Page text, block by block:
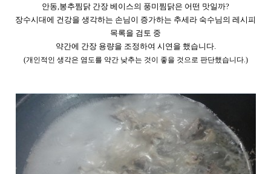
안동,봉추찜닭 간장 베이스의 풍미찜닭은 어떤 맛일까?
장수시대에 건강을 생각하는 손님이 증가하는 추세라 숙수님의 레시피
목록을 검토 중
약간에 간장 용량을 조정하여 시연을 했습니다.
(개인적인 생각은 염도를 약간 낮추는 것이 좋을 것으로 판단했습니다.)